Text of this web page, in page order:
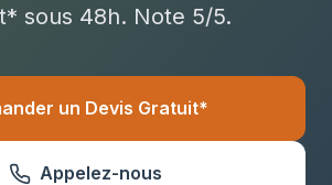
sous 48h. Note 5/5.
un Devis Gratuit*
Appelez-nous